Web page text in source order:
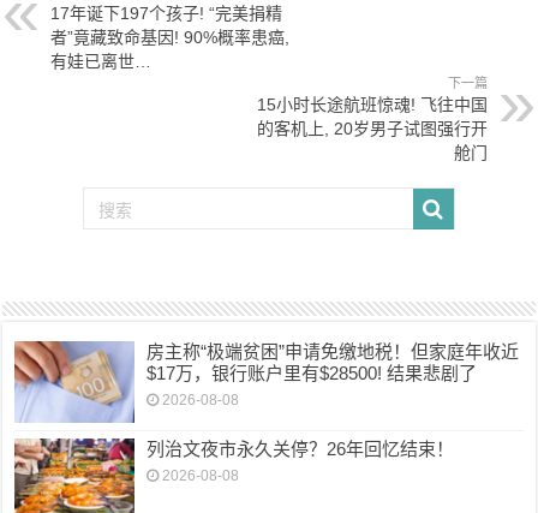
17年诞下197个孩子! “完美捐精
者”竟藏致命基因! 90%概率患癌,
有娃已离世…
下一篇
15小时长途航班惊魂! 飞往中国
的客机上, 20岁男子试图强行开
舱门
房主称“极端贫困”申请免缴地税！但家庭年收近
$17万，银行账户里有$28500! 结果悲剧了
2026-08-08
列治文夜市永久关停？26年回忆结束！
2026-08-08